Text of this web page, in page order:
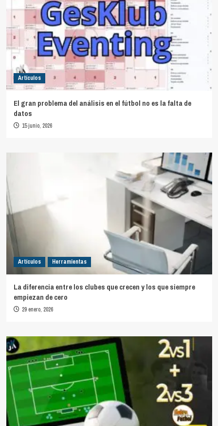
Artículos
El gran problema del análisis en el fútbol no es la falta de
datos
15 junio, 2026
Artículos Herramientas
La diferencia entre los clubes que crecen y los que siempre
empiezan de cero
29 enero, 2026